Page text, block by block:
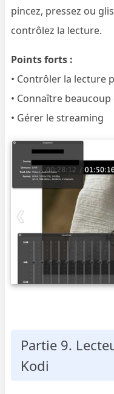
pincez, pressez ou
contrôlez la lecture.
Points forts :
• Contrôler la lecture
• Connaître
• Gérer le streaming
Partie 9.
Kodi